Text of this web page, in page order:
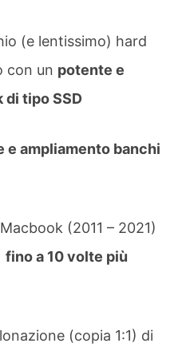
(e lentissimo) hard
con un potente e
tipo SSD
e ampliamento banchi
(2011 – 2021)
fino a 10 volte più
(copia 1:1) di